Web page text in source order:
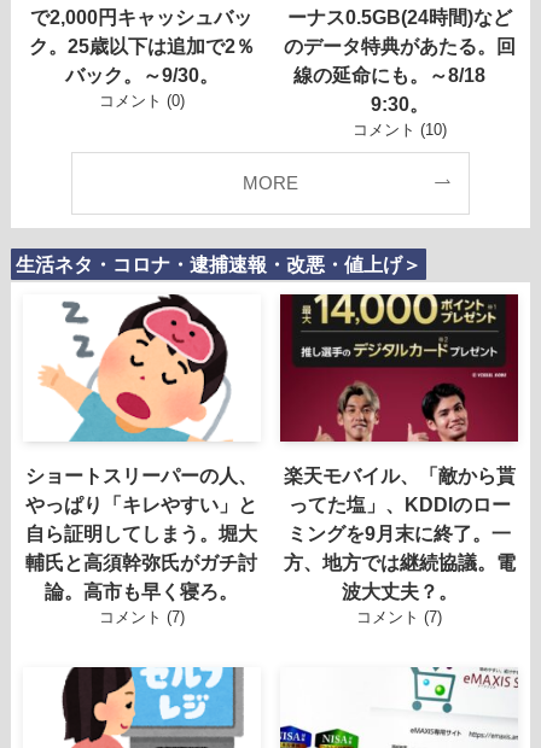
で2,000円キャッシュバッ
ク。25歳以下は追加で2％
バック。～9/30。
コメント (0)
ーナス0.5GB(24時間)など
のデータ特典があたる。回
線の延命にも。～8/18
9:30。
コメント (10)
MORE
生活ネタ・コロナ・逮捕速報・改悪・値上げ＞
ショートスリーパーの人、
やっぱり「キレやすい」と
自ら証明してしまう。堀大
輔氏と高須幹弥氏がガチ討
論。高市も早く寝ろ。
コメント (7)
楽天モバイル、「敵から貰
ってた塩」、KDDIのロー
ミングを9月末に終了。一
方、地方では継続協議。電
波大丈夫？。
コメント (7)